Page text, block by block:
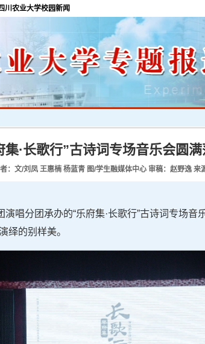
川农业大学校园新闻
集·长歌行”古诗词专场音乐会圆
：文/刘凤 王惠楠 杨蓝青 图/学生融媒体中心 审稿：赵野逸 来
唱分团承办的“乐府集·长歌行”古诗词专场
绎的别样美。